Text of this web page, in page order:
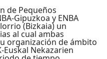
de Pequeños
Gipuzkoa y ENBA
(Bizkaia) un
al cual ambas
organización de ámbito
Euskal Nekazarien